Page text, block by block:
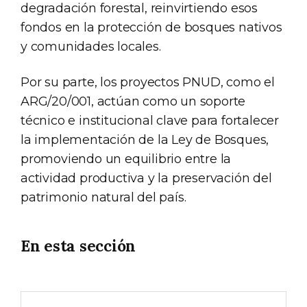
degradación forestal, reinvirtiendo esos
fondos en la protección de bosques nativos
y comunidades locales.
Por su parte, los proyectos PNUD, como el
ARG/20/001, actúan como un soporte
técnico e institucional clave para fortalecer
la implementación de la Ley de Bosques,
promoviendo un equilibrio entre la
actividad productiva y la preservación del
patrimonio natural del país.
En esta sección